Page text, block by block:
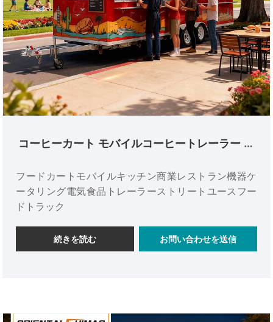
コーヒーカート モバイルコーヒートレーラー 密
レーラー ビジネスフードトラック
フードカートモバイルキッチン商業レストラン機器ケ
ータリング電気食品トレーラーストリートユースフー
ドトラック
続きを読む お問い合わせを送信